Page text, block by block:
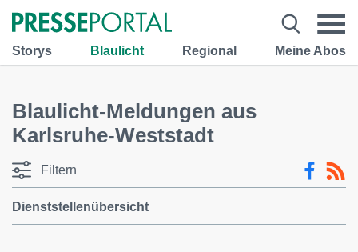
Storys Blaulicht Regional Meine Abos
Blaulicht-Meldungen aus
Karlsruhe-Weststadt
Filtern
Dienststellenübersicht